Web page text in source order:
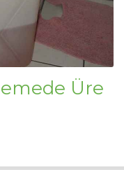
Üre